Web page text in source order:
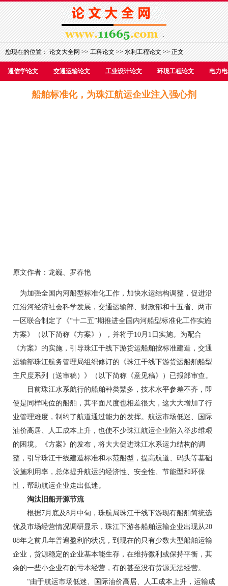
您现在的位置：论文大全网>>工科论文>>水利工程论文>> 正文
通信学论文 交通运输论文 工业设计论文 环境工程论文 电力
船舶标准化，为珠江航运企业注入强心剂
原文作者：龙巍、罗春艳
为加强全国内河船型标准化工作，加快水运结构调整，促进沿
江沿河经济社会科学发展，交通运输部、财政部和十五省、两市
一区联合制定了《“十二五”期推进全国内河船型标准化工作实施
方案》（以下简称《方案》），并将于10月1日实施。为配合
《方案》的实施，引导珠江干线下游货运船舶按标准建造，交通
运输部珠江航务管理局组织修订的《珠江干线下游货运船舶船型
主尺度系列（送审稿）》（以下简称《意见稿》）已报部审查。
目前珠江水系航行的船舶种类繁多，技术水平参差不齐，即
使是同样吨位的船舶，其平面尺度也相差很大，这大大增加了行
业管理难度，制约了航道通过能力的发挥。航运市场低迷、国际
油价高居、人工成本上升，也使不少珠江航运企业陷入举步维艰
的困境。《方案》的发布，将大大促进珠江水系运力结构的调
整，引导珠江干线建造标准和示范船型，提高航道、码头等基础
设施利用率，总体提升航运的经济性、安全性、节能型和环保
性，帮助航运企业走出低迷。
淘汰旧船开源节流
根据7月底及8月中旬，珠航局珠江干线下游现有船舶简统选
优及市场经营情况调研显示，珠江下游各船舶运输企业出现从20
08年之前几年普遍盈利的状况，到现在的只有少数大型船舶运输
企业，货源稳定的企业基本能生存，在维持微利或保持平衡，其
余的一些小企业有的亏本经营，有的甚至没有货源无法经营。
“由于航运市场低迷、国际油价高居、人工成本上升，运输成